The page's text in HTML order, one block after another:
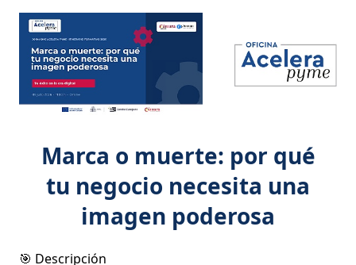
Marca o muerte: por qué
tu negocio necesita una
imagen poderosa
🎯 Descripción